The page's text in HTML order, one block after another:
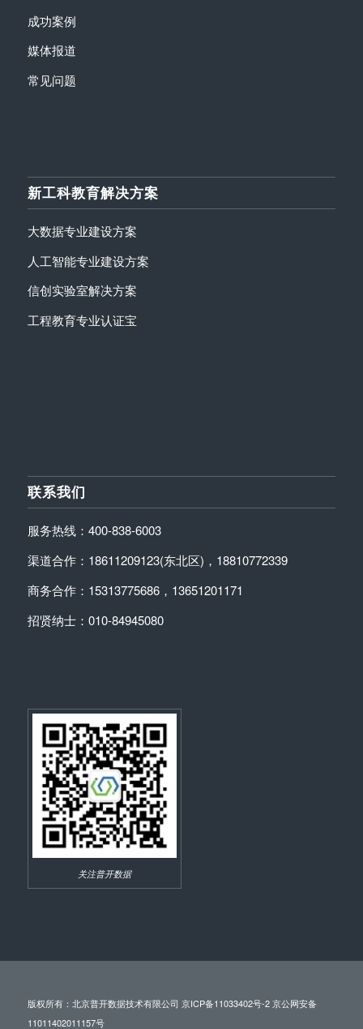
成功案例
媒体报道
常见问题
新工科教育解决方案
大数据专业建设方案
人工智能专业建设方案
信创实验室解决方案
工程教育专业认证宝
联系我们
服务热线：400-838-6003
渠道合作：18611209123(东北区)，18810772339
商务合作：15313775686，13651201171
招贤纳士：010-84945080
关注普开数据
版权所有：北京普开数据技术有限公司 京ICP备11033402号-2 京公网安备
11011402011157号